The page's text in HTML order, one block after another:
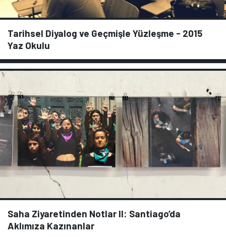
Tarihsel Diyalog ve Geçmişle Yüzleşme - 2015
Yaz Okulu
Saha Ziyaretinden Notlar II: Santiago’da
Aklımıza Kazınanlar